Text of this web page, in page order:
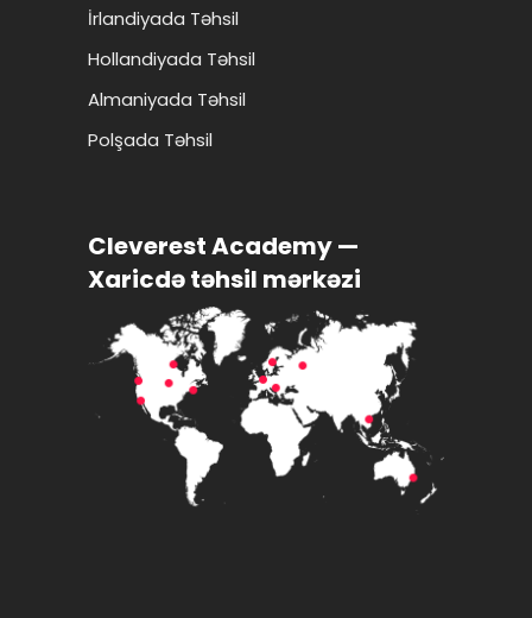
İrlandiyada Təhsil
Hollandiyada Təhsil
Almaniyada Təhsil
Polşada Təhsil
Cleverest Academy —
Xaricdə təhsil mərkəzi